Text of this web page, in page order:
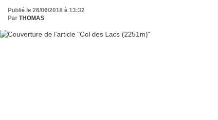
Publié le 26/06/2018 à 13:32
Par THOMAS